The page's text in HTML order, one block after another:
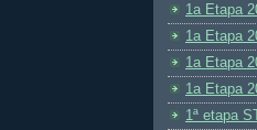
1a Etapa
1a Etapa
1a Etapa
1a Etapa
1ª etapa